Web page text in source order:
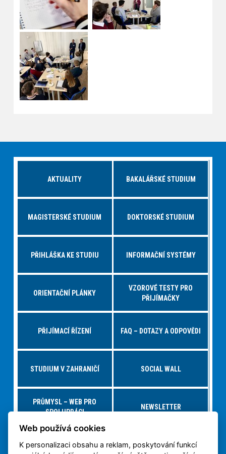
AKTUALITY BAKALÁŘSKÉ STUDIUM
MAGISTERSKÉ STUDIUM DOKTORSKÉ STUDIUM
PŘIHLÁŠKA KE STUDIU INFORMAČNÍ SYSTÉMY
ORIENTAČNÍ PLÁNKY
VZOROVÉ TESTY PRO
PŘIJÍMAČKY
PŘIJÍMACÍ ŘÍZENÍ FAQ – DOTAZY A ODPOVĚDI
STUDIUM V ZAHRANIČÍ SOCIAL WALL
PRŮMYSL – WEB PRO
SPOLUPRÁCI
NEWSLETTER
NABÍDKY PRÁCE – JOBS FS VIRTUÁLNÍ PROHLÍDKA
Web používá cookies
K personalizaci obsahu a reklam, poskytování funkcí